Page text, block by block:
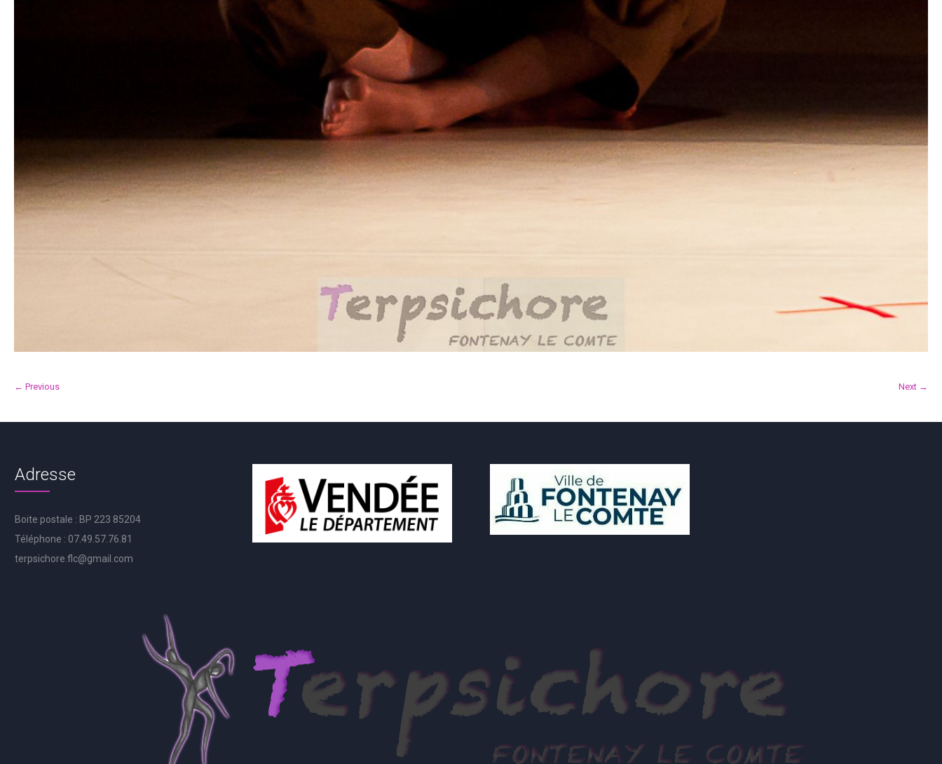
← Previous Next →
Adresse
Boite postale : BP 223 85204
Téléphone : 07.49.57.76.81
terpsichore.flc@gmail.com